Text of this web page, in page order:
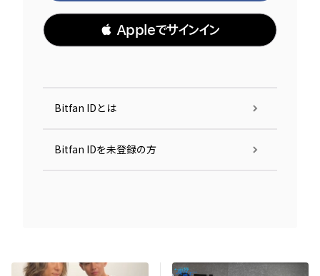
 Appleでサインイン
Bitfan IDとは
Bitfan IDを未登録の方